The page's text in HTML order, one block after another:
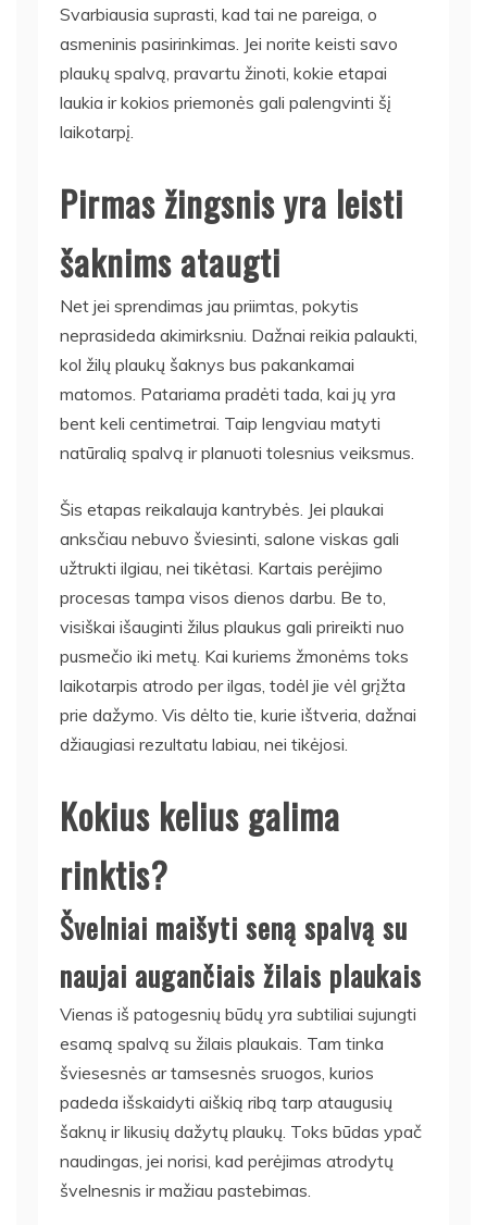
Svarbiausia suprasti, kad tai ne pareiga, o
asmeninis pasirinkimas. Jei norite keisti savo
plaukų spalvą, pravartu žinoti, kokie etapai
laukia ir kokios priemonės gali palengvinti šį
laikotarpį.
Pirmas žingsnis yra leisti
šaknims ataugti
Net jei sprendimas jau priimtas, pokytis
neprasideda akimirksniu. Dažnai reikia palaukti,
kol žilų plaukų šaknys bus pakankamai
matomos. Patariama pradėti tada, kai jų yra
bent keli centimetrai. Taip lengviau matyti
natūralią spalvą ir planuoti tolesnius veiksmus.
Šis etapas reikalauja kantrybės. Jei plaukai
anksčiau nebuvo šviesinti, salone viskas gali
užtrukti ilgiau, nei tikėtasi. Kartais perėjimo
procesas tampa visos dienos darbu. Be to,
visiškai išauginti žilus plaukus gali prireikti nuo
pusmečio iki metų. Kai kuriems žmonėms toks
laikotarpis atrodo per ilgas, todėl jie vėl grįžta
prie dažymo. Vis dėlto tie, kurie ištveria, dažnai
džiaugiasi rezultatu labiau, nei tikėjosi.
Kokius kelius galima
rinktis?
Švelniai maišyti seną spalvą su
naujai augančiais žilais plaukais
Vienas iš patogesnių būdų yra subtiliai sujungti
esamą spalvą su žilais plaukais. Tam tinka
šviesesnės ar tamsesnės sruogos, kurios
padeda išskaidyti aiškią ribą tarp ataugusių
šaknų ir likusių dažytų plaukų. Toks būdas ypač
naudingas, jei norisi, kad perėjimas atrodytų
švelnesnis ir mažiau pastebimas.